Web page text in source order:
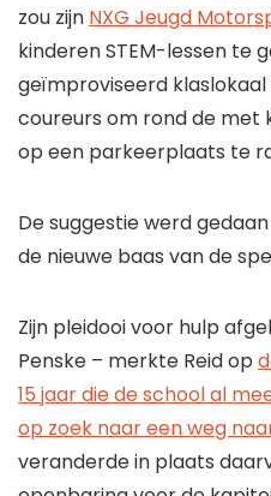
zou zijn NXG Jeugd
kinderen STEM-lessen te
geïmproviseerd
coureurs om rond de met
op een parkeerplaats te
De suggestie werd
de nieuwe baas van de
Zijn pleidooi voor hulp
Penske – merkte Reid op
15 jaar die de school al
op zoek naar een weg
veranderde in plaats